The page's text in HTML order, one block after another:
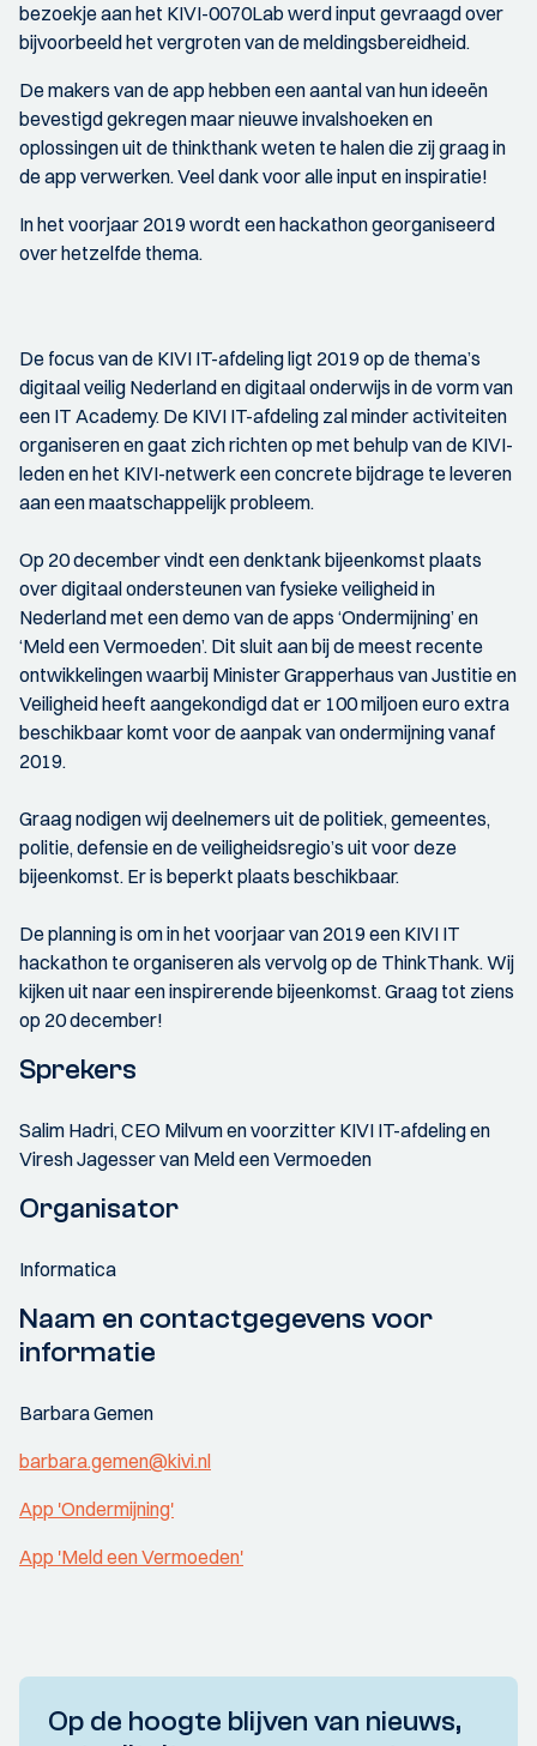
bezoekje aan het KIVI-0070Lab werd input gevraagd over
bijvoorbeeld het vergroten van de meldingsbereidheid.
De makers van de app hebben een aantal van hun ideeën
bevestigd gekregen maar nieuwe invalshoeken en
oplossingen uit de thinkthank weten te halen die zij graag in
de app verwerken. Veel dank voor alle input en inspiratie!
In het voorjaar 2019 wordt een hackathon georganiseerd
over hetzelfde thema.
De focus van de KIVI IT-afdeling ligt 2019 op de thema’s
digitaal veilig Nederland en digitaal onderwijs in de vorm van
een IT Academy. De KIVI IT-afdeling zal minder activiteiten
organiseren en gaat zich richten op met behulp van de KIVI-
leden en het KIVI-netwerk een concrete bijdrage te leveren
aan een maatschappelijk probleem.
Op 20 december vindt een denktank bijeenkomst plaats
over digitaal ondersteunen van fysieke veiligheid in
Nederland met een demo van de apps ‘Ondermijning’ en
‘Meld een Vermoeden’. Dit sluit aan bij de meest recente
ontwikkelingen waarbij Minister Grapperhaus van Justitie en
Veiligheid heeft aangekondigd dat er 100 miljoen euro extra
beschikbaar komt voor de aanpak van ondermijning vanaf
2019.
Graag nodigen wij deelnemers uit de politiek, gemeentes,
politie, defensie en de veiligheidsregio’s uit voor deze
bijeenkomst. Er is beperkt plaats beschikbaar.
De planning is om in het voorjaar van 2019 een KIVI IT
hackathon te organiseren als vervolg op de ThinkThank. Wij
kijken uit naar een inspirerende bijeenkomst. Graag tot ziens
op 20 december!
Sprekers
Salim Hadri, CEO Milvum en voorzitter KIVI IT-afdeling en
Viresh Jagesser van Meld een Vermoeden
Organisator
Informatica
Naam en contactgegevens voor
informatie
Barbara Gemen
barbara.gemen@kivi.nl
App 'Ondermijning'
App 'Meld een Vermoeden'
Op de hoogte blijven van nieuws,